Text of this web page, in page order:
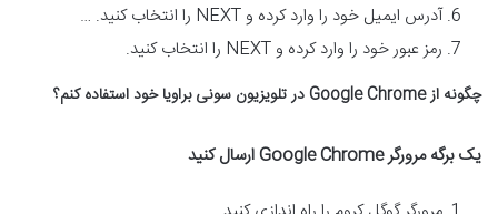
آدرس ایمیل خود را وارد کرده و NEXT را انتخاب کنید. …
رمز عبور خود را وارد کرده و NEXT را انتخاب کنید.
چگونه ازGoogle Chrome در تلویزیون سونی براویا خود استفاده کنم؟
یک برگه مرورگرGoogle Chrome
ارسال کنید